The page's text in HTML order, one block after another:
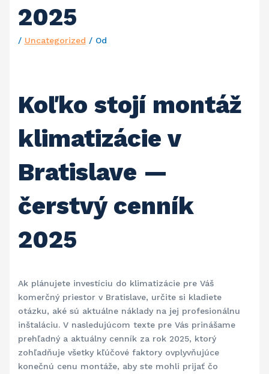
2025
/ Uncategorized / Od
Koľko stojí montáž
klimatizácie v
Bratislave —
čerstvý cenník
2025
Ak plánujete investíciu do klimatizácie pre Váš
komerčný priestor v Bratislave, určite si kladiete
otázku, aké sú aktuálne náklady na jej profesionálnu
inštaláciu. V nasledujúcom texte pre Vás prinášame
prehľadný a aktuálny cenník za rok 2025, ktorý
zohľadňuje všetky kľúčové faktory ovplyvňujúce
konečnú cenu montáže, aby ste mohli prijať čo